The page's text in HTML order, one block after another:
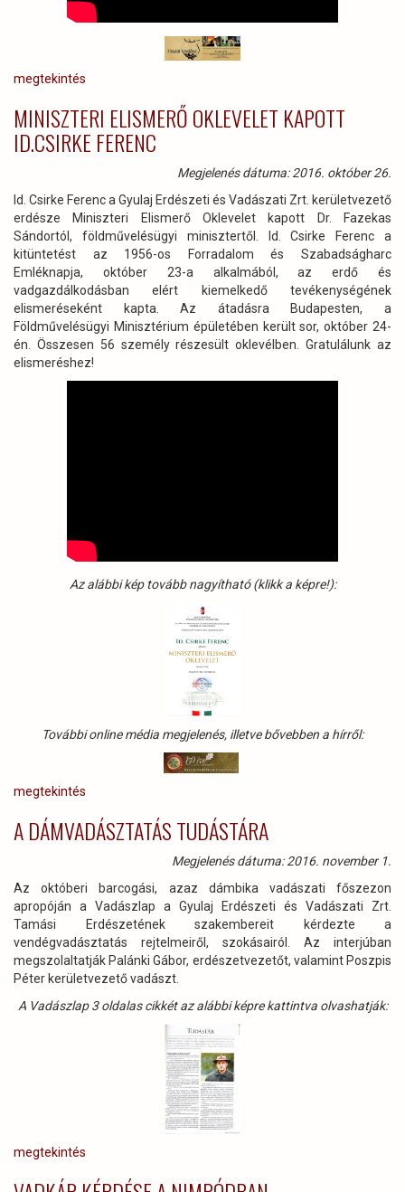
megtekintés
MINISZTERI ELISMERŐ OKLEVELET KAPOTT
ID.CSIRKE FERENC
Megjelenés dátuma: 2016. október 26.
Id. Csirke Ferenc a Gyulaj Erdészeti és Vadászati Zrt. kerületvezető
erdésze Miniszteri Elismerő Oklevelet kapott Dr. Fazekas
Sándortól, földművelésügyi minisztertől. Id. Csirke Ferenc a
kitüntetést az 1956-os Forradalom és Szabadságharc
Emléknapja, október 23-a alkalmából, az erdő és
vadgazdálkodásban elért kiemelkedő tevékenységének
elismeréseként kapta. Az átadásra Budapesten, a
Földművelésügyi Minisztérium épületében került sor, október 24-
én. Összesen 56 személy részesült oklevélben. Gratulálunk az
elismeréshez!
Az alábbi kép tovább nagyítható (klikk a képre!):
További online média megjelenés, illetve bővebben a hírről:
megtekintés
A DÁMVADÁSZTATÁS TUDÁSTÁRA
Megjelenés dátuma: 2016. november 1.
Az októberi barcogási, azaz dámbika vadászati főszezon
apropóján a Vadászlap a Gyulaj Erdészeti és Vadászati Zrt.
Tamási Erdészetének szakembereit kérdezte a
vendégvadásztatás rejtelmeiről, szokásairól. Az interjúban
megszolaltatják Palánki Gábor, erdészetvezetőt, valamint Poszpis
Péter kerületvezető vadászt.
A Vadászlap 3 oldalas cikkét az alábbi képre kattintva olvashatják:
megtekintés